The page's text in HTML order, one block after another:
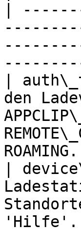
|
|
den
|
'Hilfe'.